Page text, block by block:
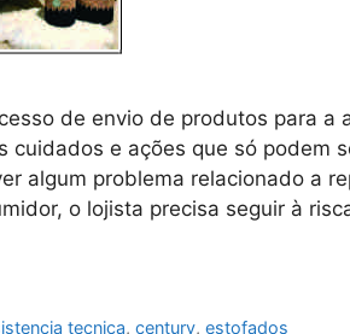
de envio de produtos para a
cuidados e ações que só podem
algum problema relacionado a
o lojista precisa seguir à
tecnica,century,estofados